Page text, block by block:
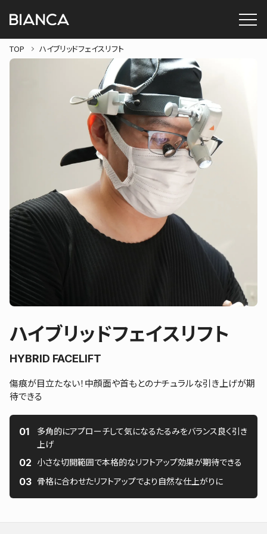
TOP ハイブリッドフェイスリフト
ハイブリッドフェイスリフト
HYBRID FACELIFT
傷痕が目立たない！中顔面や首もとのナチュラルな引き上げが期
待できる
多角的にアプローチして気になるたるみをバランス良く引き
上げ
小さな切開範囲で本格的なリフトアップ効果が期待できる
骨格に合わせたリフトアップでより自然な仕上がりに